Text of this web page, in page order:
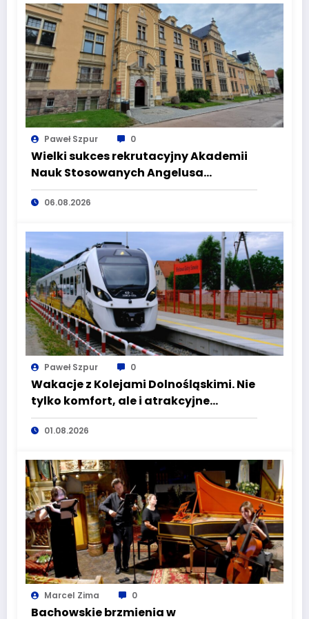
Paweł Szpur 0
Wielki sukces rekrutacyjny Akademii
Nauk Stosowanych Angelusa
Silesiusa! Uczelnia bije rekordy, ale Ty
wciąż masz szansę – weź udział w II
06.08.2026
Paweł Szpur 0
Wakacje z Kolejami Dolnośląskimi. Nie
tylko komfort, ale i atrakcyjne
kierunki
01.08.2026
Marcel Zima 0
Bachowskie brzmienia w